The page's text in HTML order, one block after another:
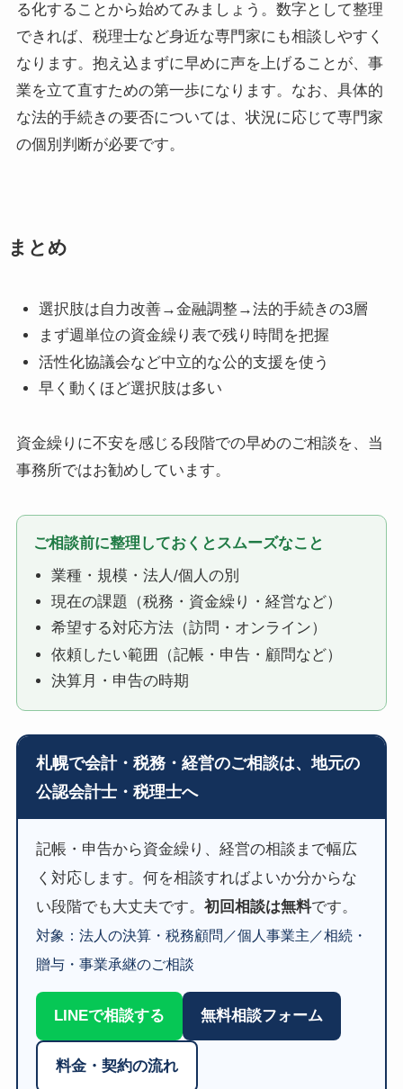
る化することから始めてみましょう。数字として整理
できれば、税理士など身近な専門家にも相談しやすく
なります。抱え込まずに早めに声を上げることが、事
業を立て直すための第一歩になります。なお、具体的
な法的手続きの要否については、状況に応じて専門家
の個別判断が必要です。
まとめ
選択肢は自力改善→金融調整→法的手続きの3層
まず週単位の資金繰り表で残り時間を把握
活性化協議会など中立的な公的支援を使う
早く動くほど選択肢は多い
資金繰りに不安を感じる段階での早めのご相談を、当
事務所ではお勧めしています。
ご相談前に整理しておくとスムーズなこと
業種・規模・法人/個人の別
現在の課題（税務・資金繰り・経営など）
希望する対応方法（訪問・オンライン）
依頼したい範囲（記帳・申告・顧問など）
決算月・申告の時期
札幌で会計・税務・経営のご相談は、地元の
公認会計士・税理士へ
記帳・申告から資金繰り、経営の相談まで幅広
く対応します。何を相談すればよいか分からな
い段階でも大丈夫です。 初回相談は無料です。
対象：法人の決算・税務顧問／個人事業主／相続・
贈与・事業承継のご相談
LINEで相談する 無料相談フォーム
料金・契約の流れ